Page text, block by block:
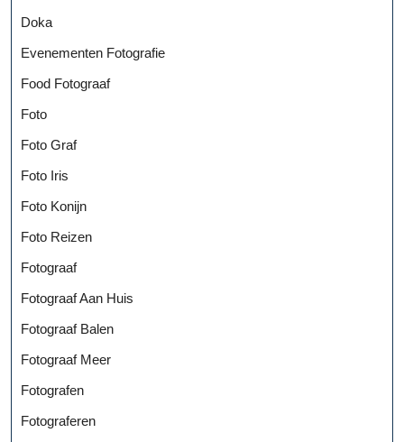
Doka
Evenementen Fotografie
Food Fotograaf
Foto
Foto Graf
Foto Iris
Foto Konijn
Foto Reizen
Fotograaf
Fotograaf Aan Huis
Fotograaf Balen
Fotograaf Meer
Fotografen
Fotograferen